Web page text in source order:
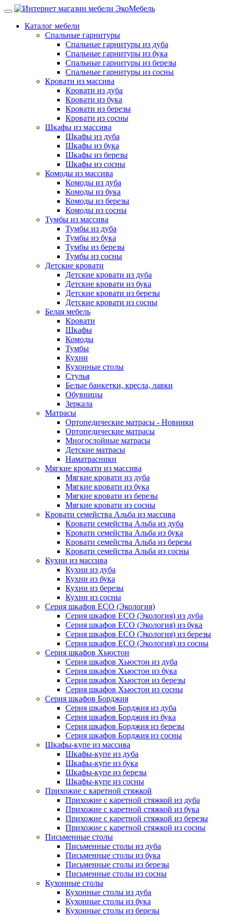
Каталог мебели
Спальные гарнитуры
Спальные гарнитуры из дуба
Спальные гарнитуры из бука
Спальные гарнитуры из березы
Спальные гарнитуры из сосны
Кровати из массива
Кровати из дуба
Кровати из бука
Кровати из березы
Кровати из сосны
Шкафы из массива
Шкафы из дуба
Шкафы из бука
Шкафы из березы
Шкафы из сосны
Комоды из массива
Комоды из дуба
Комоды из бука
Комоды из березы
Комоды из сосны
Тумбы из массива
Тумбы из дуба
Тумбы из бука
Тумбы из березы
Тумбы из сосны
Детские кровати
Детские кровати из дуба
Детские кровати из бука
Детские кровати из березы
Детские кровати из сосны
Белая мебель
Кровати
Шкафы
Комоды
Тумбы
Кухни
Кухонные столы
Стулья
Белые банкетки, кресла, лавки
Обувницы
Зеркала
Матрасы
Ортопедические матрасы - Новинки
Ортопедические матрасы
Многослойные матрасы
Детские матрасы
Наматрасники
Мягкие кровати из массива
Мягкие кровати из дуба
Мягкие кровати из бука
Мягкие кровати из березы
Мягкие кровати из сосны
Кровати семейства Альба из массива
Кровати семейства Альба из дуба
Кровати семейства Альба из бука
Кровати семейства Альба из березы
Кровати семейства Альба из сосны
Кухни из массива
Кухни из дуба
Кухни из бука
Кухни из березы
Кухни из сосны
Серия шкафов ECO (Экология)
Серия шкафов ECO (Экология) из дуба
Серия шкафов ECO (Экология) из бука
Серия шкафов ECO (Экология) из березы
Серия шкафов ECO (Экология) из сосны
Серия шкафов Хьюстон
Серия шкафов Хьюстон из дуба
Серия шкафов Хьюстон из бука
Серия шкафов Хьюстон из березы
Серия шкафов Хьюстон из сосны
Серия шкафов Борджия
Серия шкафов Борджия из дуба
Серия шкафов Борджия из бука
Серия шкафов Борджия из березы
Серия шкафов Борджия из сосны
Шкафы-купе из массива
Шкафы-купе из дуба
Шкафы-купе из бука
Шкафы-купе из березы
Шкафы-купе из сосны
Прихожие с каретной стяжкой
Прихожие с каретной стяжкой из дуба
Прихожие с каретной стяжкой из бука
Прихожие с каретной стяжкой из березы
Прихожие с каретной стяжкой из сосны
Письменные столы
Письменные столы из дуба
Письменные столы из бука
Письменные столы из березы
Письменные столы из сосны
Кухонные столы
Кухонные столы из дуба
Кухонные столы из бука
Кухонные столы из березы